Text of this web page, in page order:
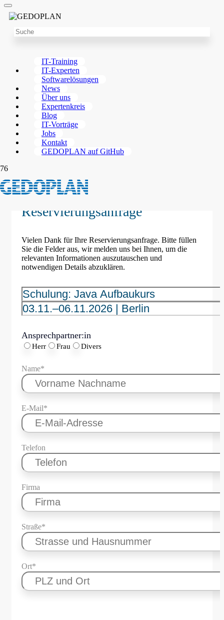
IT-Training
IT-Experten
Softwarelösungen
News
Über uns
Expertenkreis
Blog
IT-Vorträge
Jobs
Kontakt
GEDOPLAN auf GitHub
Reservierungsanfrage
Vielen Dank für Ihre Reservierungsanfrage. Bitte füllen
Sie die Felder aus, wir melden uns bei Ihnen, um die
relevanten Informationen auszutauschen und
notwendigen Details abzuklären.
Ansprechpartner:in
Herr Frau Divers
Name*
E-Mail*
Telefon
Firma
Straße*
Ort*